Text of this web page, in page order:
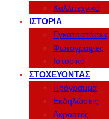
Καλλιτεχνικά
ΙΣΤΟΡΊΑ
Εγκαταστάσεις
Φωτογραφίες
Ιστορικό
ΣΤΟΧΕΎΟΝΤΑΣ
Πρόγραμμα
Εκδηλώσεις
Ακροατές